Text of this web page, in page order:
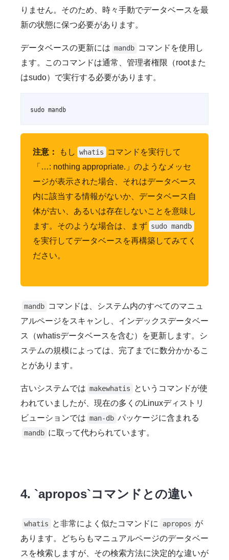
りません。そのため、時々手動でデータベースを最
新の状態に保つ必要があります。
データベースの更新には mandb コマンドを使用し
ます。このコマンドは通常、管理者権限（rootまた
はsudo）で実行する必要があります。
sudo mandb
注意： もし whatis
コマンドを実行して
「…: nothing appropriate.」のようなメッセ
ージが表示された場合、それはデータベース
内に該当する情報がないか、データベース自
体が古い、あるいは存在しないことを意味し
ます。そのような場合は、まず sudo mandb
を実行してデータベースを再構築してみてく
ださい。
mandb コマンドは、システム内のすべてのマニュ
アルページをスキャンし、インデックスデータベー
ス（whatisデータベースを含む）を更新します。シ
ステムの規模によっては、完了までに数分かかるこ
とがあります。
古いシステムでは makewhatis
というコマンドが使
われていましたが、現在の多くのLinuxディストリ
ビューションでは man-db パッケージに含まれる
mandb に取って代わられています。
4. `apropos`コマンドとの違い
whatis と非常によく似たコマンドに apropos が
あります。どちらもマニュアルページのデータベー
スを検索しますが、その検索方法に決定的な違いが